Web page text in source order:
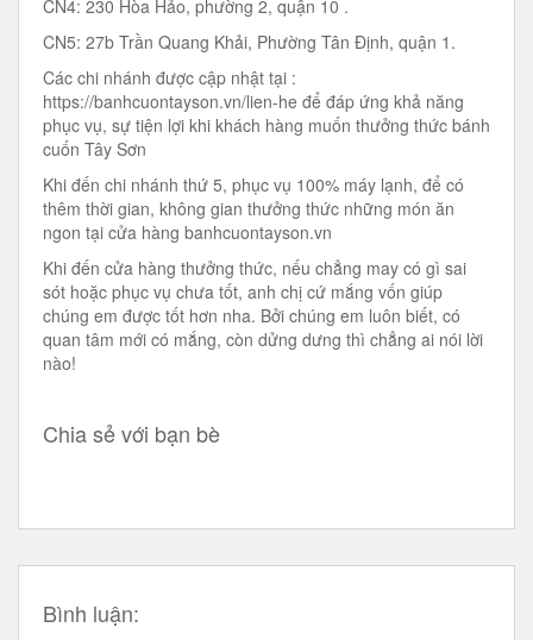
CN4: 230 Hòa Hảo, phường 2, quận 10 .
CN5: 27b Trần Quang Khải, Phường Tân Định, quận 1.
Các chi nhánh được cập nhật tại :
https://banhcuontayson.vn/lien-he để đáp ứng khả năng
phục vụ, sự tiện lợi khi khách hàng muốn thưởng thức bánh
cuốn Tây Sơn
Khi đến chi nhánh thứ 5, phục vụ 100% máy lạnh, để có
thêm thời gian, không gian thưởng thức những món ăn
ngon tại cửa hàng banhcuontayson.vn
Khi đến cửa hàng thưởng thức, nếu chẳng may có gì sai
sót hoặc phục vụ chưa tốt, anh chị cứ mắng vốn giúp
chúng em được tốt hơn nha. Bởi chúng em luôn biết, có
quan tâm mới có mắng, còn dửng dưng thì chẳng ai nói lời
nào!
Chia sẻ với bạn bè
Bình luận: